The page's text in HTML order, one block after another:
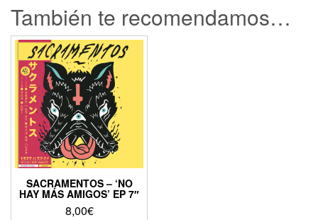
También te recomendamos…
SACRAMENTOS – ‘NO
HAY MÁS AMIGOS’ EP 7″
8,00€